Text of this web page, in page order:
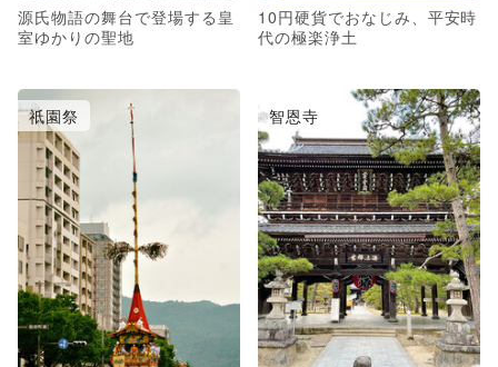
源氏物語の舞台で登場する皇
室ゆかりの聖地
10円硬貨でおなじみ、平安時
代の極楽浄土
祇園祭 智恩寺